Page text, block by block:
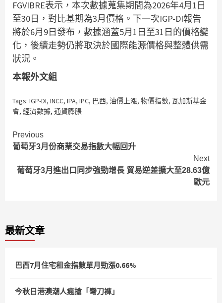
FGVIBRE表示，本次數據蒐集期間為2026年4月1日
至30日，對比基期為3月價格。下一次IGP-DI報告
將於6月9日發布，數據涵蓋5月1日至31日的價格變
化，後續走勢仍將取決於國際能源價格與整體供需
狀況。
本報外文組
Tags: IGP-DI, INCC, IPA, IPC, 巴西, 油價上漲, 物價指數, 瓦加斯基金
會, 經濟數據, 通貨膨脹
Continue
Reading
Previous
葡萄牙3月份商業交易指數大幅回升
Next
葡萄牙3月進出口同步強勁增長 貿易逆差擴大至28.63億
歐元
最新文章
巴西7月住宅租金指數單月勁漲0.66%
今秋日港澳潮人瘋搶「彎刀褲」